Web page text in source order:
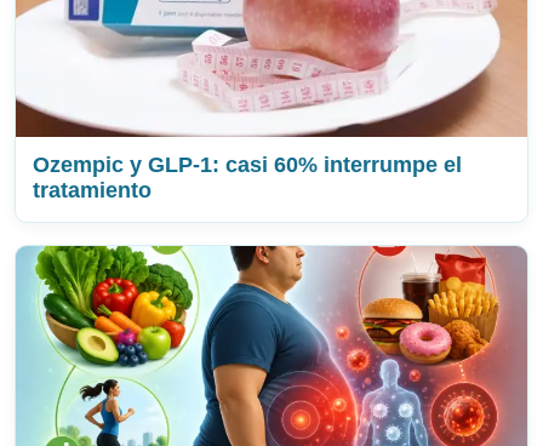
Ozempic y GLP-1: casi 60% interrumpe el
tratamiento